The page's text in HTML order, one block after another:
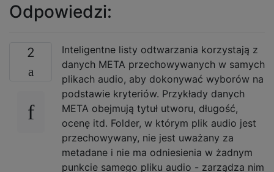
Odpowiedzi:
2
Inteligentne listy odtwarzania korzystają z
danych META przechowywanych w samych
plikach audio, aby dokonywać wyborów na
podstawie kryteriów. Przykłady danych
META obejmują tytuł utworu, długość,
ocenę itd. Folder, w którym plik audio jest
przechowywany, nie jest uważany za
metadane i nie ma odniesienia w żadnym
punkcie samego pliku audio - zarządza nim